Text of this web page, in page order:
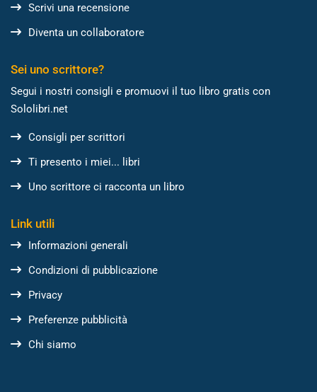
Scrivi una recensione
Diventa un collaboratore
Sei uno scrittore?
Segui i nostri consigli e promuovi il tuo libro gratis con
Sololibri.net
Consigli per scrittori
Ti presento i miei... libri
Uno scrittore ci racconta un libro
Link utili
Informazioni generali
Condizioni di pubblicazione
Privacy
Preferenze pubblicità
Chi siamo